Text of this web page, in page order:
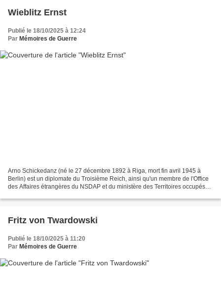
Wieblitz Ernst
Publié le 18/10/2025 à 12:24
Par Mémoires de Guerre
Arno Schickedanz (né le 27 décembre 1892 à Riga, mort fin avril 1945 à
Berlin) est un diplomate du Troisième Reich, ainsi qu'un membre de l'Office
des Affaires étrangères du NSDAP et du ministère des Territoires occupés
Fritz von Twardowski
Publié le 18/10/2025 à 11:20
Par Mémoires de Guerre